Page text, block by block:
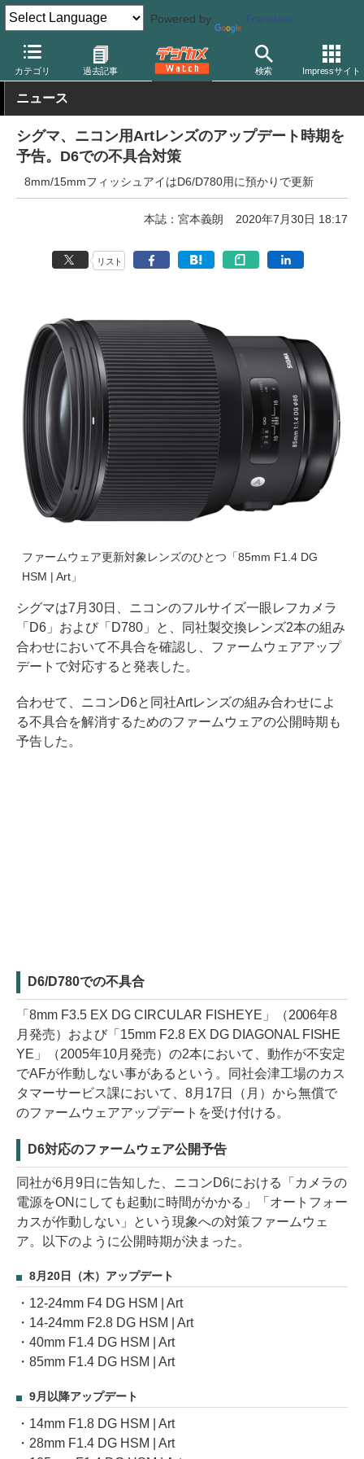
Powered by Translate
カテゴリ 過去記事 検索 Impressサイト
デジカメ Watch レンズ 交換レンズ シグマ
ニュース
シグマ、ニコン用Artレンズのアップデート時期を
予告。D6での不具合対策
8mm/15mmフィッシュアイはD6/D780用に預かりで更新
本誌：宮本義朗 2020年7月30日 18:17
リスト
ファームウェア更新対象レンズのひとつ「85mm F1.4 DG
HSM | Art」
シグマは7月30日、ニコンのフルサイズ一眼レフカメラ
「D6」および「D780」と、同社製交換レンズ2本の組み
合わせにおいて不具合を確認し、ファームウェアアップ
デートで対応すると発表した。
合わせて、ニコンD6と同社Artレンズの組み合わせによ
る不具合を解消するためのファームウェアの公開時期も
予告した。
D6/D780での不具合
「8mm F3.5 EX DG CIRCULAR FISHEYE」（2006年8
月発売）および「15mm F2.8 EX DG DIAGONAL FISHE
YE」（2005年10月発売）の2本において、動作が不安定
でAFが作動しない事があるという。同社会津工場のカス
タマーサービス課において、8月17日（月）から無償で
のファームウェアアップデートを受け付ける。
D6対応のファームウェア公開予告
同社が6月9日に告知した、ニコンD6における「カメラの
電源をONにしても起動に時間がかかる」「オートフォー
カスが作動しない」という現象への対策ファームウェ
ア。以下のように公開時期が決まった。
8月20日（木）アップデート
・12-24mm F4 DG HSM | Art
・14-24mm F2.8 DG HSM | Art
・40mm F1.4 DG HSM | Art
・85mm F1.4 DG HSM | Art
9月以降アップデート
・14mm F1.8 DG HSM | Art
・28mm F1.4 DG HSM | Art